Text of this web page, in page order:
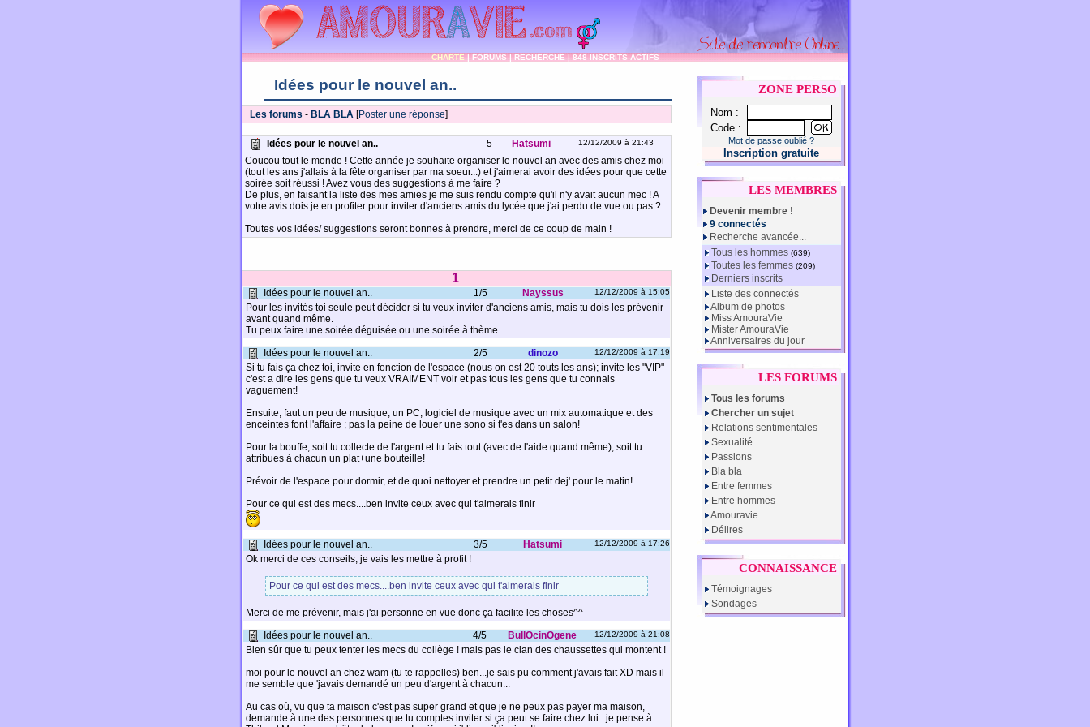
CHARTE|FORUMS|RECHERCHE|848 INSCRITS ACTIFS
Idées pour le nouvel an..
Les forums - BLA BLA [Poster une réponse]
Idées pour le nouvel an.. 5 Hatsumi 12/12/2009 à 21:43
Coucou tout le monde ! Cette année je souhaite organiser le nouvel an avec des amis chez moi
(tout les ans j'allais à la fête organiser par ma soeur...) et j'aimerai avoir des idées pour que cette
soirée soit réussi ! Avez vous des suggestions à me faire ?
De plus, en faisant la liste des mes amies je me suis rendu compte qu'il n'y avait aucun mec ! A
votre avis dois je en profiter pour inviter d'anciens amis du lycée que j'ai perdu de vue ou pas ?
Toutes vos idées/ suggestions seront bonnes à prendre, merci de ce coup de main !
1
Idées pour le nouvel an.. 1/5 Nayssus 12/12/2009 à 15:05
Pour les invités toi seule peut décider si tu veux inviter d'anciens amis, mais tu dois les prévenir
avant quand même.
Tu peux faire une soirée déguisée ou une soirée à thème..
Idées pour le nouvel an..
2/5 dinozo 12/12/2009 à 17:19
Si tu fais ça chez toi, invite en fonction de l'espace (nous on est 20 touts les ans); invite les "VIP"
c'est a dire les gens que tu veux VRAIMENT voir et pas tous les gens que tu connais
vaguement!
Ensuite, faut un peu de musique, un PC, logiciel de musique avec un mix automatique et des
enceintes font l'affaire ; pas la peine de louer une sono si t'es dans un salon!
Pour la bouffe, soit tu collecte de l'argent et tu fais tout (avec de l'aide quand même); soit tu
attribues à chacun un plat+une bouteille!
Prévoir de l'espace pour dormir, et de quoi nettoyer et prendre un petit dej' pour le matin!
Pour ce qui est des mecs....ben invite ceux avec qui t'aimerais finir
Idées pour le nouvel an.. 3/5 Hatsumi 12/12/2009 à 17:26
Ok merci de ces conseils, je vais les mettre à profit !
Pour ce qui est des mecs....ben invite ceux avec qui t'aimerais finir
Merci de me prévenir, mais j'ai personne en vue donc ça facilite les choses^^
Idées pour le nouvel an..
4/5 BullOcinOgene 12/12/2009 à 21:08
Bien sûr que tu peux tenter les mecs du collège ! mais pas le clan des chaussettes qui montent !
moi pour le nouvel an chez wam (tu te rappelles) ben...je sais pu comment j'avais fait XD mais il
me semble que 'javais demandé un peu d'argent à chacun...
Au cas où, vu que ta maison c'est pas super grand et que je ne peux pas payer ma maison,
demande à une des personnes que tu comptes inviter si ça peut se faire chez lui...je pense à
ZONE PERSO
Nom :
Code :
Mot de passe oublié ?
Inscription gratuite
LES MEMBRES
Devenir membre !
9 connectés
Recherche avancée...
Tous les hommes (639)
Toutes les femmes (209)
Derniers inscrits
Liste des connectés
Album de photos
Miss AmouraVie
Mister AmouraVie
Anniversaires du jour
LES FORUMS
Tous les forums
Chercher un sujet
Relations sentimentales
Sexualité
Passions
Bla bla
Entre femmes
Entre hommes
Amouravie
Délires
CONNAISSANCE
Témoignages
Sondages